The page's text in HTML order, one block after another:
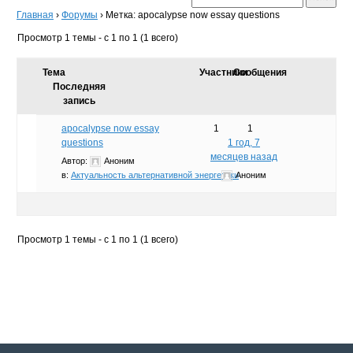
Главная › Форумы › Метка: apocalypse now essay questions
Просмотр 1 темы - с 1 по 1 (1 всего)
Тема УчастникиСообщения
Последняя
запись
apocalypse now essay
questions
Автор:
Аноним
в: Актуальность альтернативной энергетики
1
1
1 год, 7
месяцев назад
Аноним
Просмотр 1 темы - с 1 по 1 (1 всего)